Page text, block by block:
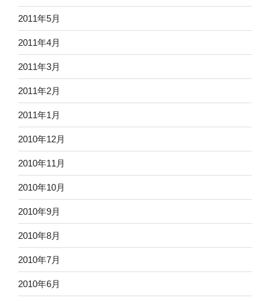
2011年5月
2011年4月
2011年3月
2011年2月
2011年1月
2010年12月
2010年11月
2010年10月
2010年9月
2010年8月
2010年7月
2010年6月